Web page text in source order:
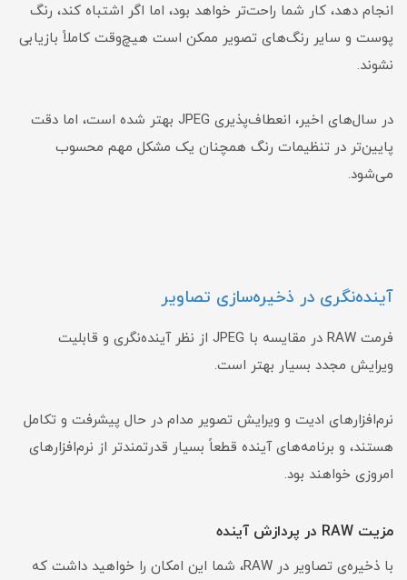
انجام دهد، کار شما راحت‌تر خواهد بود، اما اگر اشتباه کند، رنگ
پوست و سایر رنگ‌های تصویر ممکن است هیچ‌وقت کاملاً بازیابی
نشوند.
در سال‌های اخیر، انعطاف‌پذیری JPEG بهتر شده است، اما دقت
پایین‌تر در تنظیمات رنگ همچنان یک مشکل مهم محسوب
می‌شود.
آینده‌نگری در ذخیره‌سازی تصاویر
فرمت RAW در مقایسه با JPEG از نظر آینده‌نگری و قابلیت
ویرایش مجدد بسیار بهتر است.
نرم‌افزارهای ادیت و ویرایش تصویر مدام در حال پیشرفت و تکامل
هستند، و برنامه‌های آینده قطعاً بسیار قدرتمندتر از نرم‌افزارهای
امروزی خواهند بود.
مزیت RAW در پردازش آینده
با ذخیره‌ی تصاویر در RAW، شما این امکان را خواهید داشت که